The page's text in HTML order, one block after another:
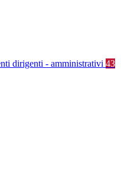
dirigenti - amministrativi 43